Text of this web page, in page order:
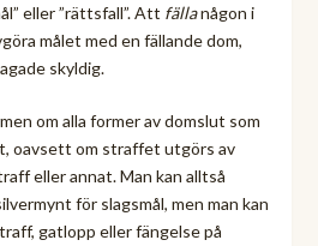
eller ”rättsfall”. Att fällanågon i
målet med en fällande dom,
skyldig.
om alla former av domslut som
oavsett om straffet utgörs av
eller annat. Man kan alltså
för slagsmål, men man kan
gatlopp eller fängelse på